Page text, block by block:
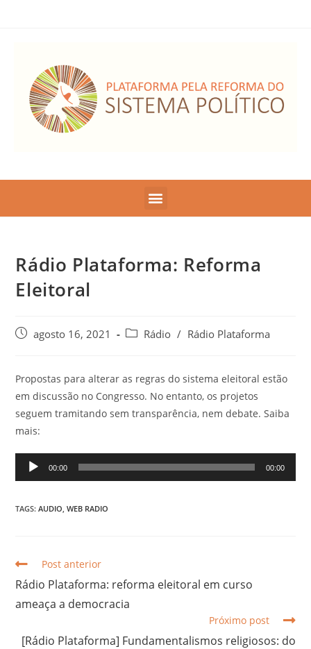
Rádio Plataforma: Reforma
Eleitoral
agosto 16, 2021 Rádio / Rádio Plataforma
Propostas para alterar as regras do sistema eleitoral estão
em discussão no Congresso. No entanto, os projetos
seguem tramitando sem transparência, nem debate. Saiba
mais:
Tocador
de
00:00 00:00
TAGS:AUDIO WEB RADIO
Post anterior
Rádio Plataforma: reforma eleitoral em curso
ameaça a democracia
Próximo post
[Rádio Plataforma] Fundamentalismos religiosos: do